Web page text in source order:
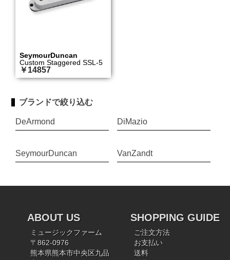
SeymourDuncan
Custom Staggered SSL-5
￥14857
ブランドで絞り込む
DeArmond DiMazio
SeymourDuncan VanZandt
ABOUT US
ミュージックファーム
〒862-0976
熊本県熊本市中央区九品
SHOPPING GUIDE
ご注文方法
お支払い
送料